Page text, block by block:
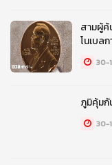
สามผู้ค้
โนเบล
30-
ภูมิคุ้มกั
30-